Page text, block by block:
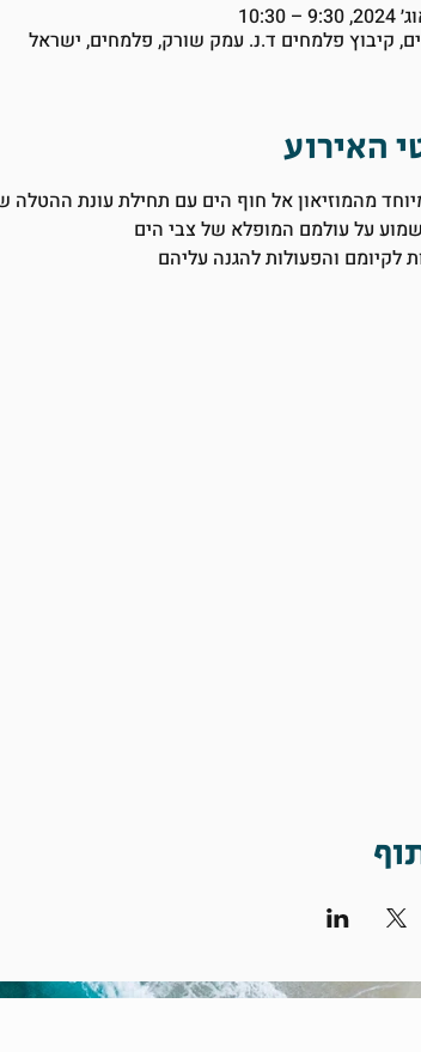
קיבוץ פלמחים ד.נ. עמק שורק, פלמחים, ישראל
האירוע
מהמוזיאון אל חוף הים עם תחילת עונת ההטלה
על עולמם המופלא של צבי הים
לקיומם והפעולות להגנה עליהם